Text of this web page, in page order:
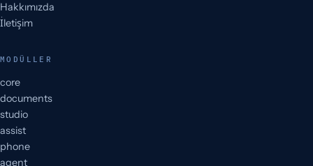
Hakkımızda
İletişim
MODÜLLER
core
documents
studio
assist
phone
agent